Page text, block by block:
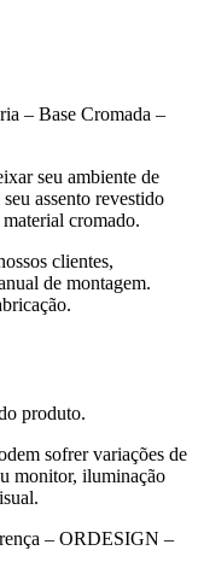
– Base Cromada –
seu ambiente de
assento revestido
cromado.
clientes,
de montagem.
produto.
sofrer variações de
monitor, iluminação
– ORDESIGN –